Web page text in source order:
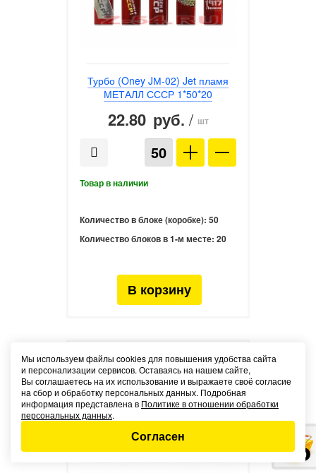
Турбо (Oney JМ-02) Jet пламя
МЕТАЛЛ СССР 1*50*20
22.80 руб. / шт
Количество в блоке (коробке): 50
Количество блоков в 1-м месте: 20
NEW
НОВИНКА
0
Мы используем файлы cookies для повышения удобства сайта
и персонализации сервисов. Оставаясь на нашем сайте,
Вы соглашаетесь на их использование и выражаете своё согласие
на сбор и обработку персональных данных. Подробная
информация представлена в Политике в отношении обработки
персональных данных.
Согласен